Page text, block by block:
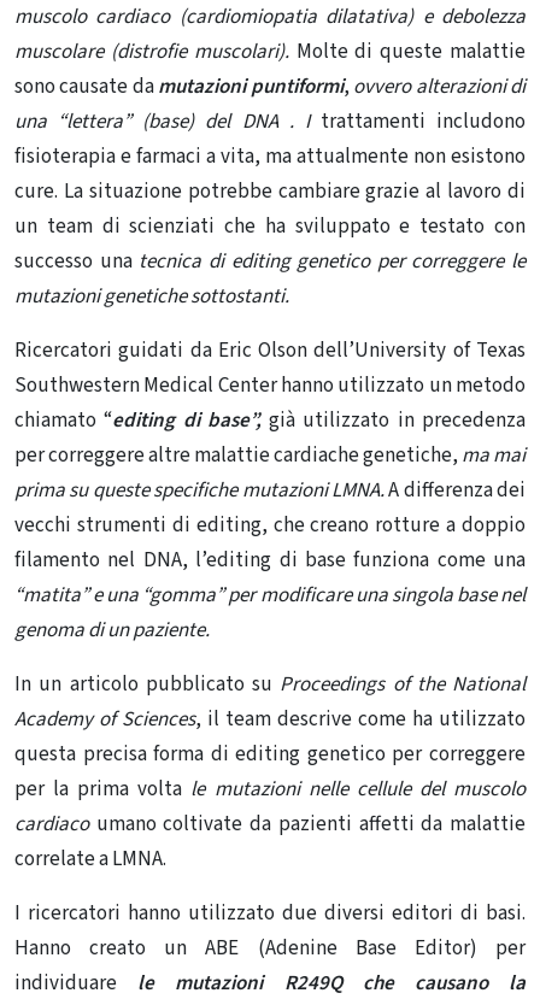
muscolo cardiaco (cardiomiopatia dilatativa) e debolezza
muscolare (distrofie muscolari).Molte di queste malattie
sono causate damutazioni puntiformi, ovvero alterazioni di
una “lettera” (base) del DNA. Itrattamenti includono
fisioterapia e farmaci a vita, ma attualmente non esistono
cure. La situazione potrebbe cambiare grazie al lavoro di
un team di scienziati che ha sviluppato e testato con
successo una tecnica di editing genetico per correggere le
mutazioni genetiche sottostanti.
Ricercatori guidati da Eric Olson dell’University of Texas
Southwestern Medical Center hanno utilizzato un metodo
chiamato “editing di base”,già utilizzato in precedenza
per correggere altre malattie cardiache genetiche, ma mai
prima su queste specifiche mutazioni LMNA.A differenza dei
vecchi strumenti di editing, che creano rotture a doppio
filamento nel DNA, l’editing di base funziona come una
“matita” e una “gomma” per modificare una singola base nel
genoma di un paziente.
In un articolo pubblicato su Proceedings of the National
Academy of Sciences, il team descrive come ha utilizzato
questa precisa forma di editing genetico per correggere
per la prima volta le mutazioni nelle cellule del muscolo
cardiacoumano coltivate da pazienti affetti da malattie
correlate a LMNA.
I ricercatori hanno utilizzato due diversi editori di basi.
Hanno creato un ABE (AdenineBase Editor) per
individuare le mutazioni R249Q che causano la